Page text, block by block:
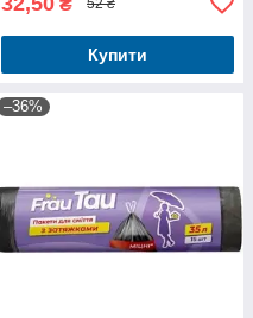
52 ₴
Купити
–36%